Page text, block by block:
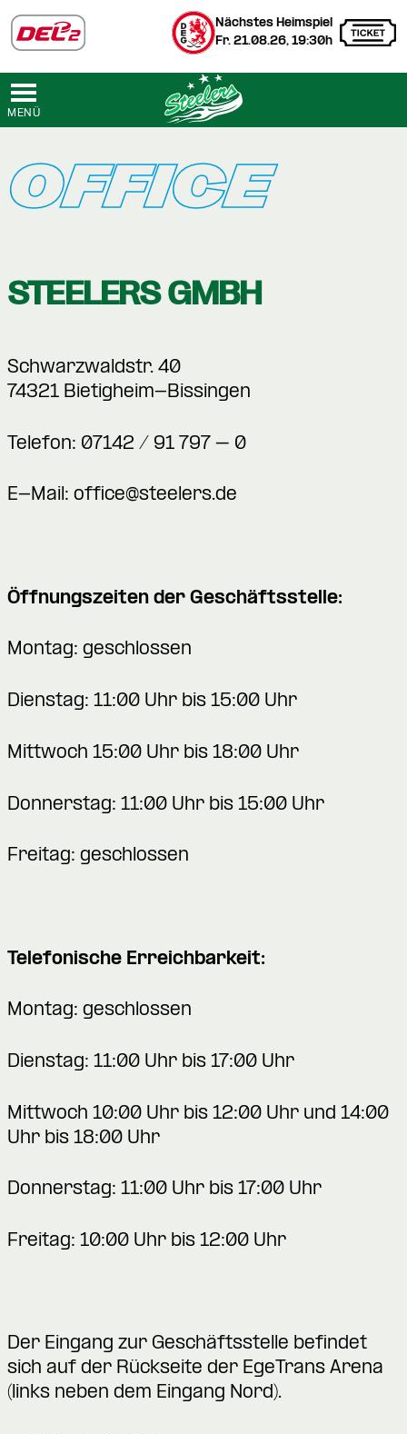
Nächstes Heimspiel
Fr. 21.08.26, 19:30h
MENÜ
OFFICE
STEELERS GMBH
Schwarzwaldstr. 40
74321 Bietigheim-Bissingen
Telefon: 07142 / 91 797 – 0
E-Mail: office@steelers.de
Öffnungszeiten der Geschäftsstelle:
Montag: geschlossen
Dienstag: 11:00 Uhr bis 15:00 Uhr
Mittwoch 15:00 Uhr bis 18:00 Uhr
Donnerstag: 11:00 Uhr bis 15:00 Uhr
Freitag: geschlossen
Telefonische Erreichbarkeit:
Montag: geschlossen
Dienstag: 11:00 Uhr bis 17:00 Uhr
Mittwoch 10:00 Uhr bis 12:00 Uhr und 14:00
Uhr bis 18:00 Uhr
Donnerstag: 11:00 Uhr bis 17:00 Uhr
Freitag: 10:00 Uhr bis 12:00 Uhr
Der Eingang zur Geschäftsstelle befindet
sich auf der Rückseite der EgeTrans Arena
(links neben dem Eingang Nord).